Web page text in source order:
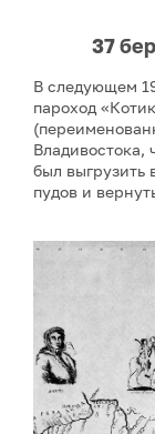
37
В следующем
пароход
был выгрузить
пудов и